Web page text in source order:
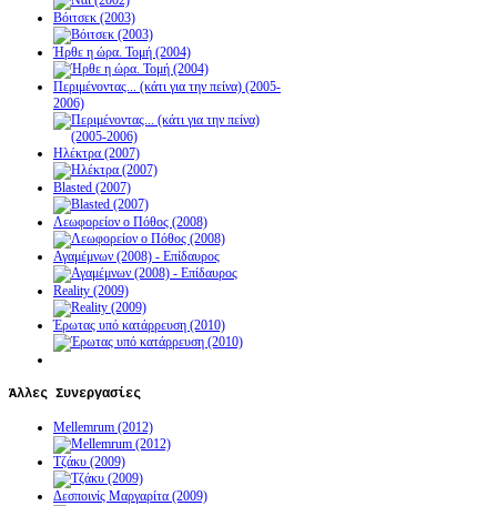
Βόιτσεκ (2003)
Ήρθε η ώρα. Τομή (2004)
Περιμένοντας... (κάτι για την πείνα) (2005-
2006)
Ηλέκτρα (2007)
Blasted (2007)
Λεωφορείον ο Πόθος (2008)
Αγαμέμνων (2008) - Επίδαυρος
Reality (2009)
Έρωτας υπό κατάρρευση (2010)
Άλλες Συνεργασίες
Mellemrum (2012)
Τζάκυ (2009)
Δεσποινίς Μαργαρίτα (2009)